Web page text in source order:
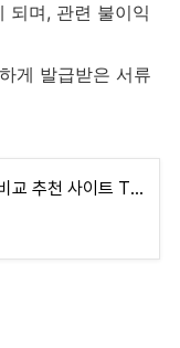
되며, 관련 불이익
게 발급받은 서류
은행 예금금리 정기예금 비교 추천 사이트 TOP4 총정리